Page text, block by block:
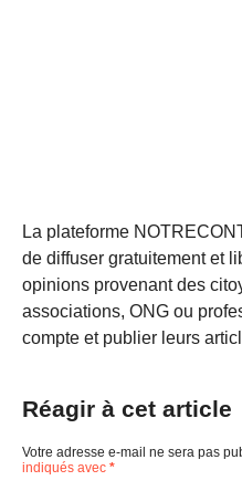
La plateforme
de diffuser gratuitement et
opinions provenant des
associations, ONG ou
compte et publier leurs
Réagir à cet article
Votre adresse e-mail ne sera pas
indiqués avec *